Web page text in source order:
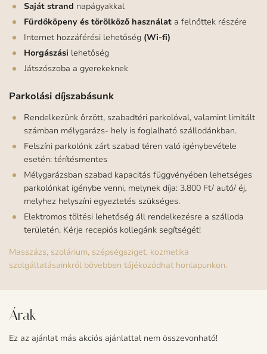
Saját strand napágyakkal
Fürdőköpeny és törölköző használat a felnőttek részére
Internet hozzáférési lehetőség (Wi-fi)
Horgászási lehetőség
Játszószoba a gyerekeknek
Parkolási díjszabásunk
Rendelkezünk őrzött, szabadtéri parkolóval, valamint limitált
számban mélygarázs- hely is foglalható szállodánkban.
Felszíni parkolónk zárt szabad téren való igénybevétele
esetén: térítésmentes
Mélygarázsban szabad kapacitás függvényében lehetséges
parkolónkat igénybe venni, melynek díja: 3.800 Ft/ autó/ éj,
melyhez helyszíni egyeztetés szükséges.
Elektromos töltési lehetőség áll rendelkezésre a szálloda
területén. Kérje recepiós kollegánk segítségét!
Masszázs, szolárium, szépségsziget, kozmetika
szolgáltatásainkról bővebben tájékozódhat honlapunkon.
Árak
Ez az ajánlat más akciós ajánlattal nem összevonható!